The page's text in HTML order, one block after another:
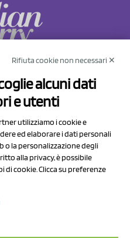
Vignola 315/1
(MO)
208553
50.000,00 i.v.
Rifiuta cookie non necessari ✕
alcuni dati
e utenti
utilizziamo i cookie e
ed elaborare i dati personali
o la personalizzazione degli
alla privacy, è possibile
di cookie. Clicca su preferenze